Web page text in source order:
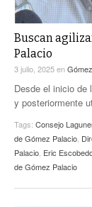
A
A
LA
PULSO
Buscan
Palacio
3 julio, 2025en
Desde el inicio de
y posteriormente
Tags: Consejo
de Gómez Palacio
Palacio Eric
de Gómez Palacio